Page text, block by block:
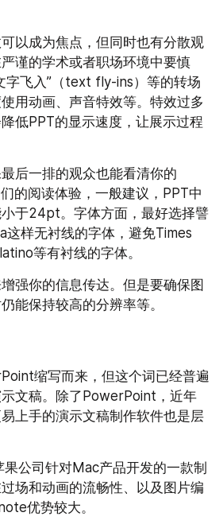
以成为焦点，但同时也有分散观
谨的学术或者职场环境中要慎
字飞入”（text fly-ins）等的转场
用动画、声音特效等。特效过多
低PPT的显示速度，让展示过程
后一排的观众也能看清你的
的阅读体验，一般建议，PPT中
于24pt。字体方面，最好选择譬
样无衬线的字体，避免Times
等有衬线的字体。
强你的信息传达。但是要确保图
能保持较高的分辨率等。
缩写而来，但这个词已经普遍
文稿。除了PowerPoint，近年
上手的演示文稿制作软件也是层
果公司针对Mac产品开发的一款制
场和动画的流畅性、以及图片编
优势较大。